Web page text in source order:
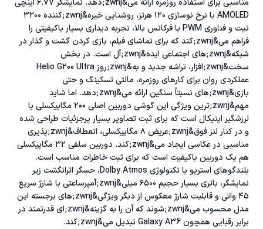
AMOLED با نرخ نوسازی ۱۲۰ هرتز، روشنایی خیره&zwnj;کننده ۳۲۰۰
نیت و فناوری PWM با فرکانس بالا، تجربه دیداری بسیار باکیفیتی را
فراهم می&zwnj;کند که برای تماشای فیلم، بازی کردن گشت و گذار در
شبکه&zwnj;های اجتماعی ایده&zwnj;آل است. در بخش
سخت&zwnj;افزار، تراشه جدید و به&zwnj;روز Helio G200 Ultra
عملکردی روان برای کارهای روزمره، مالتی تسکینگ و حتی
بازی&zwnj;های نسبتاً سنگین ارائه می&zwnj;دهد. اما شاید
مهم&zwnj;ترین ویژگی این گوشی دوربین اصلی ۲۰۰ مگاپیکسلی با
لرزشگیر اپتیکال است که برای ثبت تصاویر بسیار پرجزئیات طراحی شده
و در کنار لنز فوق&zwnj;عریض ۸ مگاپیکسلی، انعطاف&zwnj;پذیری
مناسبی در عکاسی ایجاد می&zwnj;کند. دوربین سلفی ۳۲ مگاپیکسلی
هم یک دوربین باکیفیت است که برای ثبت خاطرات مناسب است.
بلندگوهای استریو با تکنولوژی Dolby Atmos، حسگر اثرانگشت زیر
نمایشگر، باتری بسیار حجیم ۶۵۰۰ میلی&zwnj;آمپرساعتی با شارژ سریع
۴۵ واتی و قابلیت شارژ معکوس از دیگر ویژگی&zwnj;های برجسته این
مدل محسوب می&zwnj;شوند که آن را به گزینه&zwnj;ای قدرتمند در
برابر رقبایی همچون Galaxy A36 تبدیل می&zwnj;کند.